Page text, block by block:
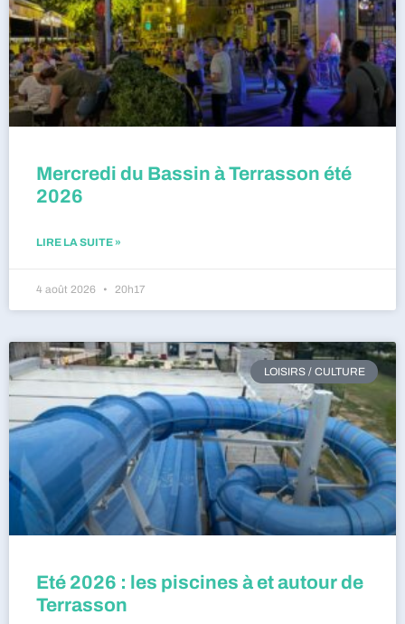
Mercredi du Bassin à Terrasson été
2026
LIRE LA SUITE »
4 août 2026 20h17
LOISIRS / CULTURE
Eté 2026 : les piscines à et autour de
Terrasson